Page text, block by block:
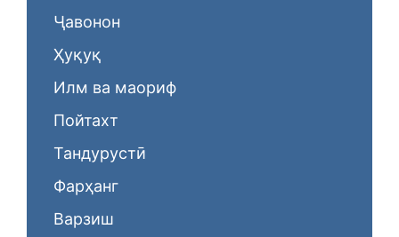
Ҷавонон
Ҳуқуқ
Илм ва маориф
Пойтахт
Тандурустӣ
Фарҳанг
Варзиш